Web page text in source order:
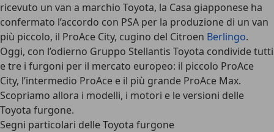
ricevuto un van a marchio Toyota, la Casa giapponese ha
confermato l’accordo con PSA per la produzione di un van
più piccolo, il ProAce City, cugino del Citroen Berlingo.
Oggi, con l’odierno Gruppo Stellantis Toyota condivide tutti
e tre i furgoni per il mercato europeo: il piccolo ProAce
City, l’intermedio ProAce e il più grande ProAce Max.
Scopriamo allora i modelli, i motori e le versioni delle
Toyota furgone.
Segni particolari delle Toyota furgone